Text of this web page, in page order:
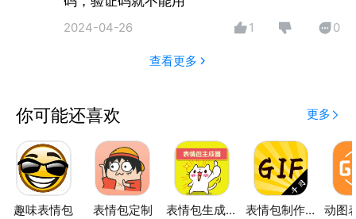
2024-04-26 1 0
查看更多
你可能还喜欢 更多
趣味表情包 表情包定制 表情包生成器 表情包制作DIY神器